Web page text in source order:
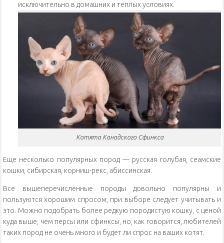
исключительно в домашних и теплых условиях.
Котята Канадского Сфинкса
Еще несколько популярных пород — русская голубая, сеамские
кошки, сибирская, корниш-рекс, абиссинская.
Все вышеперечисленные породы довольно популярны и
пользуются хорошим спросом, при выборе следует учитывать и
это. Можно подобрать более редкую породистую кошку, с ценой
куда выше, чем персы или сфинксы, но, как говорится, любителей
таких пород не очень много и будет ли спрос на ваших котят.